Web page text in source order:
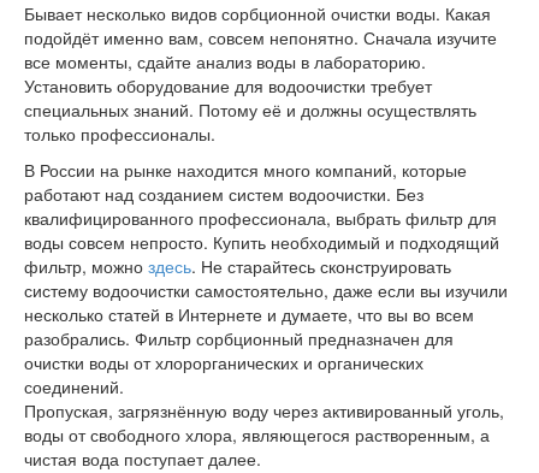
Бывает несколько видов сорбционной очистки воды. Какая
подойдёт именно вам, совсем непонятно. Сначала изучите
все моменты, сдайте анализ воды в лабораторию.
Установить оборудование для водоочистки требует
специальных знаний. Потому её и должны осуществлять
только профессионалы.
В России на рынке находится много компаний, которые
работают над созданием систем водоочистки. Без
квалифицированного профессионала, выбрать фильтр для
воды совсем непросто. Купить необходимый и подходящий
фильтр, можно здесь. Не старайтесь сконструировать
систему водоочистки самостоятельно, даже если вы изучили
несколько статей в Интернете и думаете, что вы во всем
разобрались. Фильтр сорбционный предназначен для
очистки воды от хлорорганических и органических
соединений.
Пропуская, загрязнённую воду через активированный уголь,
воды от свободного хлора, являющегося растворенным, а
чистая вода поступает далее.